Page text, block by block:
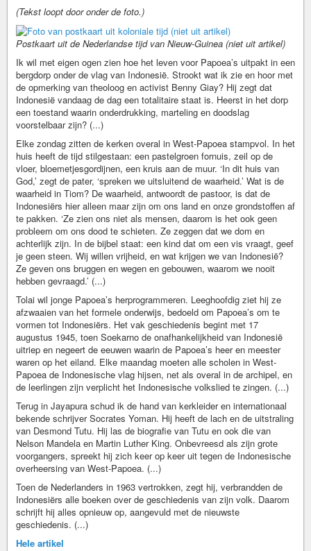
(Tekst loopt door onder de foto.)
Postkaart uit de Nederlandse tijd van Nieuw-Guinea (niet uit artikel)
Ik wil met eigen ogen zien hoe het leven voor Papoea’s uitpakt in een
bergdorp onder de vlag van Indonesië. Strookt wat ik zie en hoor met
de opmerking van theoloog en activist Benny Giay? Hij zegt dat
Indonesië vandaag de dag een totalitaire staat is. Heerst in het dorp
een toestand waarin onderdrukking, marteling en doodslag
voorstelbaar zijn? (...)
Elke zondag zitten de kerken overal in West-Papoea stampvol. In het
huis heeft de tijd stilgestaan: een pastelgroen fornuis, zeil op de
vloer, bloemetjesgordijnen, een kruis aan de muur. ‘In dit huis van
God,’ zegt de pater, ‘spreken we uitsluitend de waarheid.’ Wat is de
waarheid in Tiom? De waarheid, antwoordt de pastoor, is dat de
Indonesiërs hier alleen maar zijn om ons land en onze grondstoffen af
te pakken. ‘Ze zien ons niet als mensen, daarom is het ook geen
probleem om ons dood te schieten. Ze zeggen dat we dom en
achterlijk zijn. In de bijbel staat: een kind dat om een vis vraagt, geef
je geen steen. Wij willen vrijheid, en wat krijgen we van Indonesië?
Ze geven ons bruggen en wegen en gebouwen, waarom we nooit
hebben gevraagd.’ (...)
Tolai wil jonge Papoea’s herprogrammeren. Leeghoofdig ziet hij ze
afzwaaien van het formele onderwijs, bedoeld om Papoea’s om te
vormen tot Indonesiërs. Het vak geschiedenis begint met 17
augustus 1945, toen Soekarno de onafhankelijkheid van Indonesië
uitriep en negeert de eeuwen waarin de Papoea’s heer en meester
waren op het eiland. Elke maandag moeten alle scholen in West-
Papoea de Indonesische vlag hijsen, net als overal in de archipel, en
de leerlingen zijn verplicht het Indonesische volkslied te zingen. (...)
Terug in Jayapura schud ik de hand van kerkleider en internationaal
bekende schrijver Socrates Yoman. Hij heeft de lach en de uitstraling
van Desmond Tutu. Hij las de biografie van Tutu en ook die van
Nelson Mandela en Martin Luther King. Onbevreesd als zijn grote
voorgangers, spreekt hij zich keer op keer uit tegen de Indonesische
overheersing van West-Papoea. (...)
Toen de Nederlanders in 1963 vertrokken, zegt hij, verbrandden de
Indonesiërs alle boeken over de geschiedenis van zijn volk. Daarom
schrijft hij alles opnieuw op, aangevuld met de nieuwste
geschiedenis. (...)
Hele artikel